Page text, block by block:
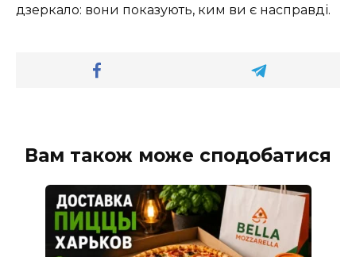
дзеркало: вони показують, ким ви є насправді.
Вам також може сподобатися